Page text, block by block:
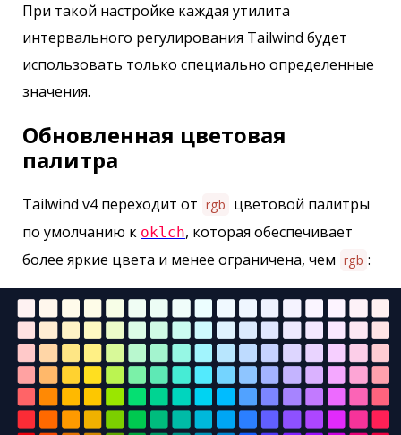
При такой настройке каждая утилита
интервального регулирования Tailwind будет
использовать только специально определенные
значения.
Обновленная цветовая
палитра
Tailwind v4 переходит от rgb цветовой палитры
по умолчанию к oklch, которая обеспечивает
более яркие цвета и менее ограничена, чем rgb :